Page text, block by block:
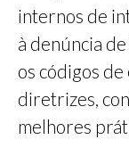
internos de
à denúncia
os códigos
diretrizes,
melhores